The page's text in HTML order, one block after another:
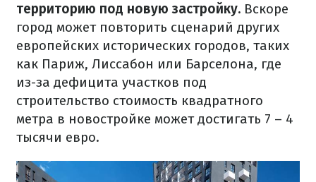
территорию под новую застройку. Вскоре
город может повторить сценарий других
европейских исторических городов, таких
как Париж, Лиссабон или Барселона, где
из-за дефицита участков под
строительство стоимость квадратного
метра в новостройке может достигать 7 – 4
тысячи евро.